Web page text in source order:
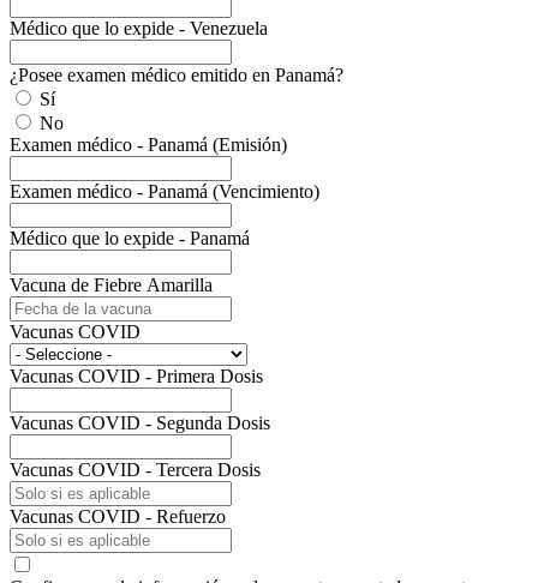
Médico que lo expide - Venezuela
¿Posee examen médico emitido en Panamá?
Sí
No
Examen médico - Panamá (Emisión)
Examen médico - Panamá (Vencimiento)
Médico que lo expide - Panamá
Vacuna de Fiebre Amarilla
Vacunas COVID
Vacunas COVID - Primera Dosis
Vacunas COVID - Segunda Dosis
Vacunas COVID - Tercera Dosis
Vacunas COVID - Refuerzo